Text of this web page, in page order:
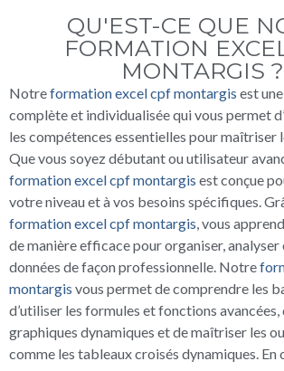
QU'EST-CE QUE
FORMATION
MONTARGIS ?
Notreformation excel cpf montargis est
complète et individualisée qui vous permet
les compétences essentielles pour maîtriser
Que vous soyez débutant ou utilisateur
formation excel cpf montargis est conçue
votre niveau et à vos besoins spécifiques.
formation excel cpf montargis , vous
de manière efficace pour organiser, analyser
données de façon professionnelle. Notre
montargis vous permet de comprendre les
d’utiliser les formules et fonctions avancées,
graphiques dynamiques et de maîtriser les
comme les tableaux croisés dynamiques.